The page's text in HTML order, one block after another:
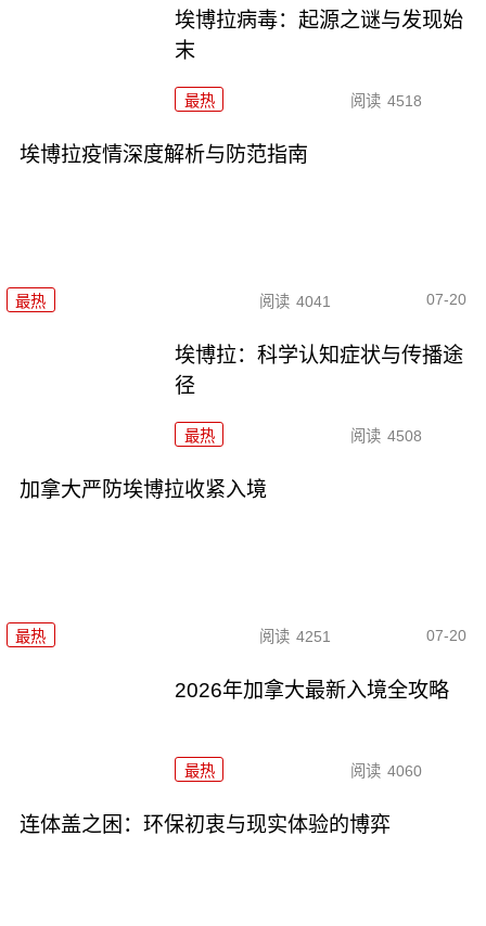
埃博拉病毒：起源之谜与发现始
末
最热 阅读 4518
埃博拉疫情深度解析与防范指南
最热 阅读 4041 07-20
埃博拉：科学认知症状与传播途
径
最热 阅读 4508
加拿大严防埃博拉收紧入境
最热 阅读 4251 07-20
2026年加拿大最新入境全攻略
最热 阅读 4060
连体盖之困：环保初衷与现实体验的博弈